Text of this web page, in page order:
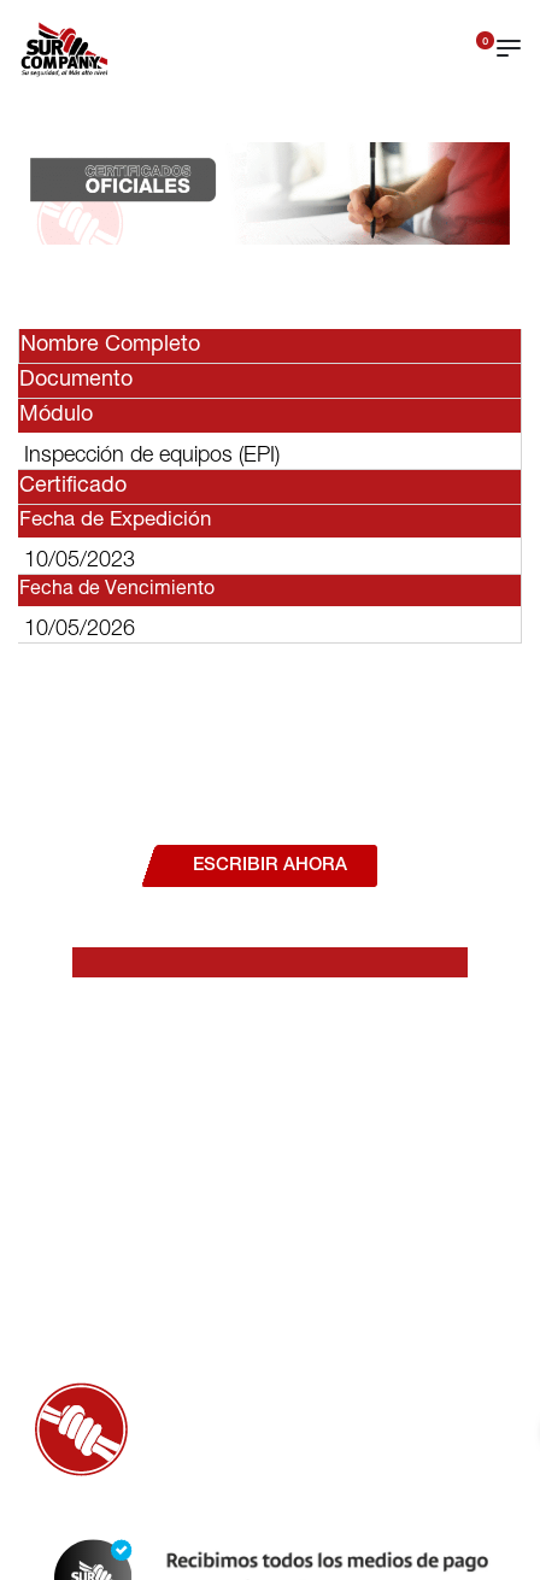
0
Nombre Completo
Documento
Módulo
Inspección de equipos (EPI)
Certificado
Fecha de Expedición
10/05/2023
Fecha de Vencimiento
10/05/2026
ESCRIBIR AHORA